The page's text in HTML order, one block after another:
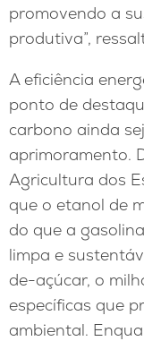
promovendo a
produtiva”,
A eficiência
ponto de
carbono ainda
aprimoramento.
Agricultura dos
que o etanol de
do que a
limpa e
de-açúcar, o
específicas que
ambiental.